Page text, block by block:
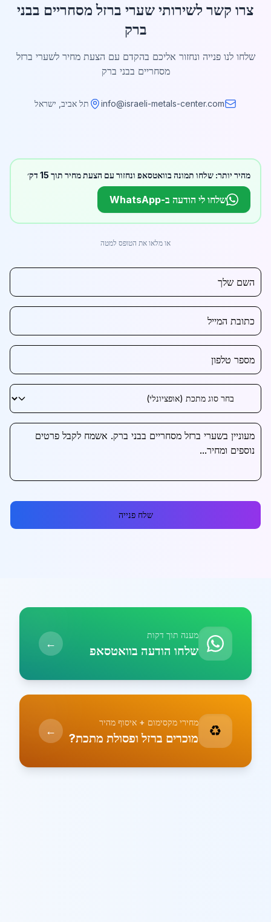
צרו קשר לשירותי שערי ברזל מסחריים בבני
ברק
שלחו לנו פנייה ונחזור אליכם בהקדם עם הצעת מחיר לשערי ברזל
מסחריים בבני ברק
info@israeli-metals-center.com תל אביב, ישראל
מהיר יותר: שלחו תמונה בוואטסאפ ונחזור עם הצעת מחיר תוך 15 דק׳
שלחו לי הודעה ב-WhatsApp
או מלאו את הטופס למטה
שלח פנייה
מענה תוך דקות
שלחו הודעה בוואטסאפ ←
♻️ מחירי מקסימום + איסוף מהיר
מוכרים ברזל ופסולת מתכת? ←